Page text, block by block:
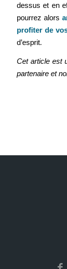
dessus et en
pourrez alors
profiter de
d’esprit.
Cet article est
partenaire et